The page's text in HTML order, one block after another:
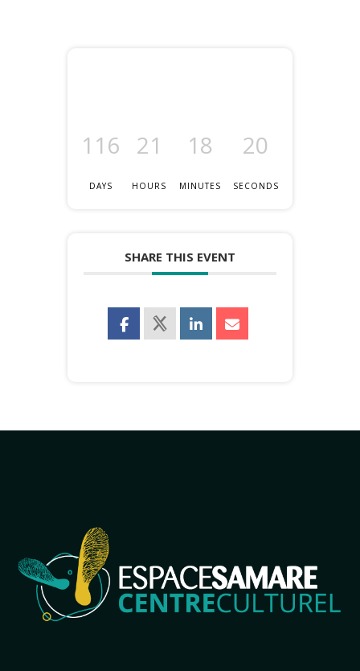
116
DAYS
21
HOURS
18
MINUTES
20
SECONDS
SHARE THIS EVENT